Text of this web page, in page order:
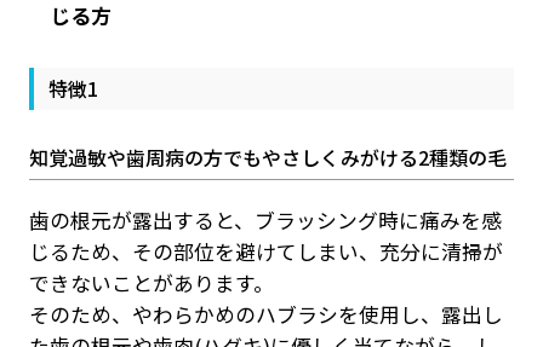
じる方
特徴1
知覚過敏や歯周病の方でもやさしくみがける2種類の毛
歯の根元が露出すると、ブラッシング時に痛みを感
じるため、その部位を避けてしまい、充分に清掃が
できないことがあります。
そのため、やわらかめのハブラシを使用し、露出し